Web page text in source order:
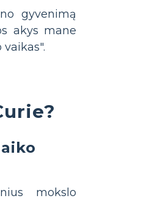
gyvenimą
akys mane
mokslo